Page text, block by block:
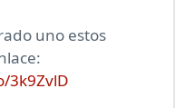
uno estos
3k9ZvlD